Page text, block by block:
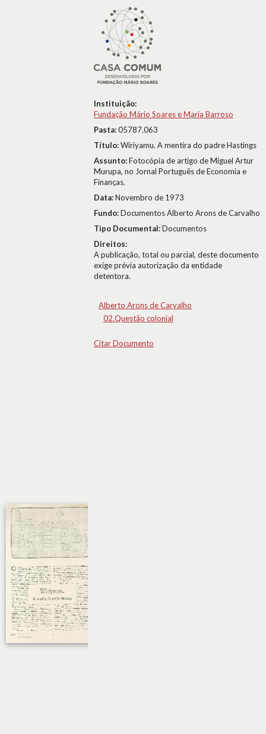
Instituição:
Fundação Mário Soares e Maria Barroso
Pasta:05787.063
Título:Wiriyamu. A mentira do padre Hastings
Assunto:Fotocópia de artigo de Miguel Artur
Murupa, no Jornal Português de Economia e
Finanças.
Data:Novembro de 1973
Fundo:Documentos Alberto Arons de Carvalho
Tipo Documental:Documentos
Direitos:
A publicação, total ou parcial, deste documento
exige prévia autorização da entidade
detentora.
Alberto Arons de Carvalho
02.Questão colonial
Citar Documento